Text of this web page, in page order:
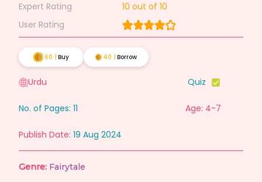
Expert Rating 10 out of 10
User Rating
60 Buy 40 Borrow
Urdu Quiz
No. of Pages: 11 Age: 4-7
Publish Date: 19 Aug 2024
Genre: Fairytale